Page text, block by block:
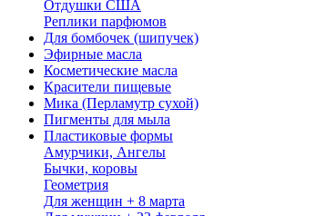
Отдушки США
Реплики парфюмов
Для бомбочек (шипучек)
Эфирные масла
Косметические масла
Красители пищевые
Мика (Перламутр сухой)
Пигменты для мыла
Пластиковые формы
Амурчики, Ангелы
Бычки, коровы
Геометрия
Для женщин + 8 марта